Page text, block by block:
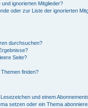
ignorierten Mitglieder?
oder zur Liste der ignorierten
durchsuchen?
Seite?
finden?
und einem
setzen oder ein Thema